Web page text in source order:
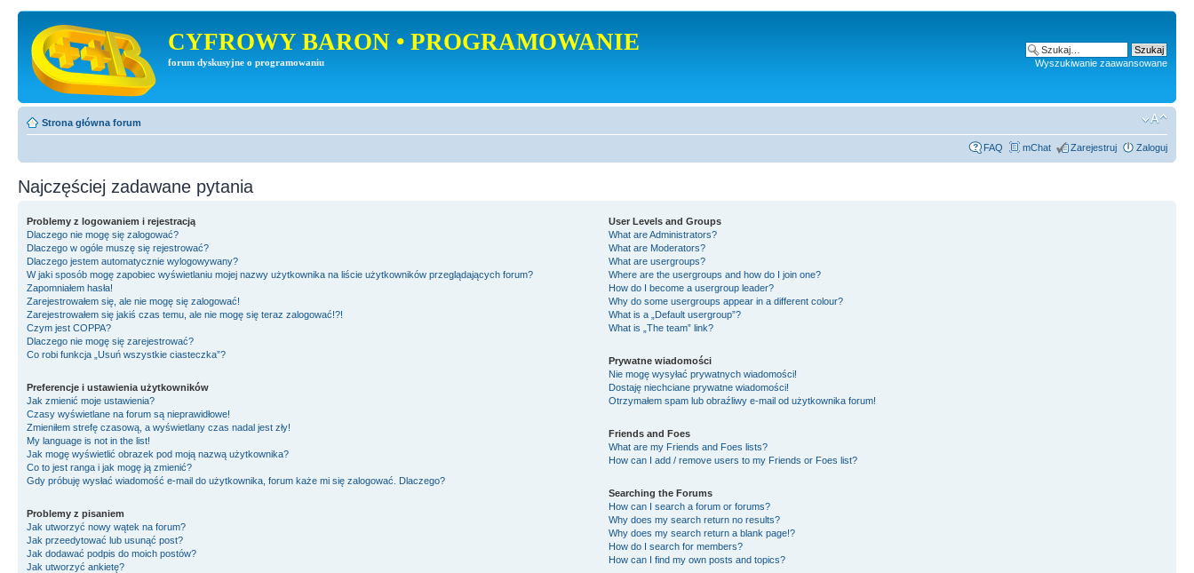
CYFROWY BARON • PROGRAMOWANIE
forum dyskusyjne o programowaniu Wyszukiwanie zaawansowane
Strona główna forum
FAQ mChat Zarejestruj Zaloguj
Najczęściej zadawane pytania
Problemy z logowaniem i rejestracją
Dlaczego nie mogę się zalogować?
Dlaczego w ogóle muszę się rejestrować?
Dlaczego jestem automatycznie wylogowywany?
W jaki sposób mogę zapobiec wyświetlaniu mojej nazwy użytkownika na liście użytkowników przeglądających forum?
Zapomniałem hasła!
Zarejestrowałem się, ale nie mogę się zalogować!
Zarejestrowałem się jakiś czas temu, ale nie mogę się teraz zalogować!?!
Czym jest COPPA?
Dlaczego nie mogę się zarejestrować?
Co robi funkcja „Usuń wszystkie ciasteczka”?
Preferencje i ustawienia użytkowników
Jak zmienić moje ustawienia?
Czasy wyświetlane na forum są nieprawidłowe!
Zmieniłem strefę czasową, a wyświetlany czas nadal jest zły!
My language is not in the list!
Jak mogę wyświetlić obrazek pod moją nazwą użytkownika?
Co to jest ranga i jak mogę ją zmienić?
Gdy próbuję wysłać wiadomość e-mail do użytkownika, forum każe mi się zalogować. Dlaczego?
Problemy z pisaniem
Jak utworzyć nowy wątek na forum?
Jak przeedytować lub usunąć post?
Jak dodawać podpis do moich postów?
Jak utworzyć ankietę?
User Levels and Groups
What are Administrators?
What are Moderators?
What are usergroups?
Where are the usergroups and how do I join one?
How do I become a usergroup leader?
Why do some usergroups appear in a different colour?
What is a „Default usergroup”?
What is „The team” link?
Prywatne wiadomości
Nie mogę wysyłać prywatnych wiadomości!
Dostaję niechciane prywatne wiadomości!
Otrzymałem spam lub obraźliwy e-mail od użytkownika forum!
Friends and Foes
What are my Friends and Foes lists?
How can I add / remove users to my Friends or Foes list?
Searching the Forums
How can I search a forum or forums?
Why does my search return no results?
Why does my search return a blank page!?
How do I search for members?
How can I find my own posts and topics?